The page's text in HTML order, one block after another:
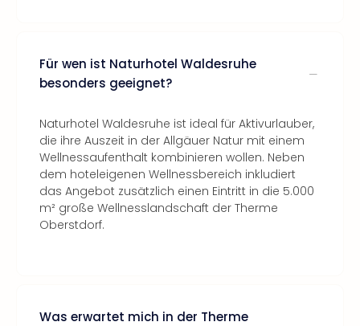
Für wen ist Naturhotel Waldesruhe
besonders geeignet?
Naturhotel Waldesruhe ist ideal für Aktivurlauber,
die ihre Auszeit in der Allgäuer Natur mit einem
Wellnessaufenthalt kombinieren wollen. Neben
dem hoteleigenen Wellnessbereich inkludiert
das Angebot zusätzlich einen Eintritt in die 5.000
m² große Wellnesslandschaft der Therme
Oberstdorf.
Was erwartet mich in der Therme